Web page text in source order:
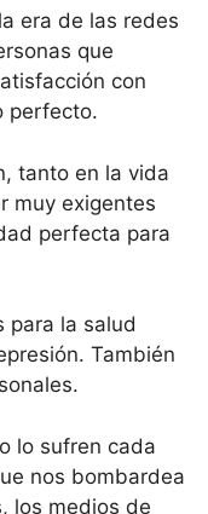
era de las redes
que
con
perfecto.
tanto en la vida
muy exigentes
perfecta para
para la salud
También
lo sufren cada
nos bombardea
los medios de